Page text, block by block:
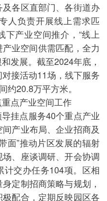
各区直部门、各街道办
人负责开展线上需求匹
下产业空间推介，“线上
业空间供需匹配，全力
发展。截至2024年底，
接活动11场，线下服务
约20.8万平方米。
点产业空间工作
挂点服务40个重点产业
产业布局、企业招商及
面”推动片区发展的辐射
、座谈调研、开会协调
交办任务104项。区相
定制招商策略与规划，
配合，定期反映园区各